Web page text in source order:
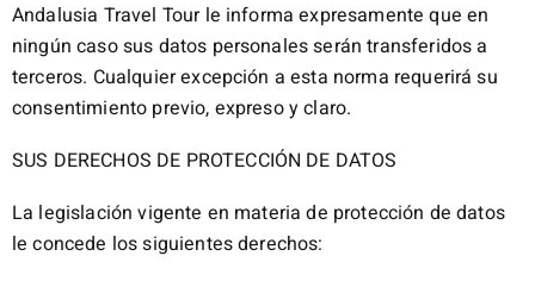
Andalusia Travel Tour le informa expresamente que en
ningún caso sus datos personales serán transferidos a
terceros. Cualquier excepción a esta norma requerirá su
consentimiento previo, expreso y claro.
SUS DERECHOS DE PROTECCIÓN DE DATOS
La legislación vigente en materia de protección de datos
le concede los siguientes derechos: